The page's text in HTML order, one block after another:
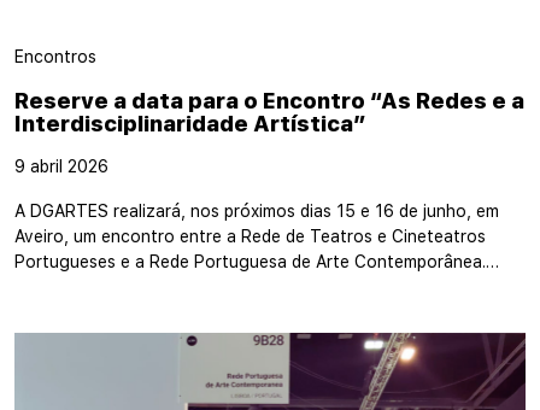
Encontros
Reserve a data para o Encontro “As Redes e a
Interdisciplinaridade Artística”
9 abril 2026
A DGARTES realizará, nos próximos dias 15 e 16 de junho, em
Aveiro, um encontro entre a Rede de Teatros e Cineteatros
Portugueses e a Rede Portuguesa de Arte Contemporânea.…